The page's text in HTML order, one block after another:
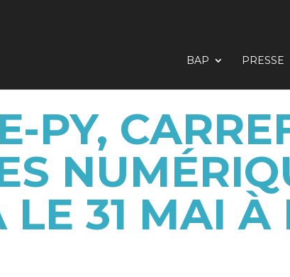
BAP PRESSE
PY,
LE 31 MAI À